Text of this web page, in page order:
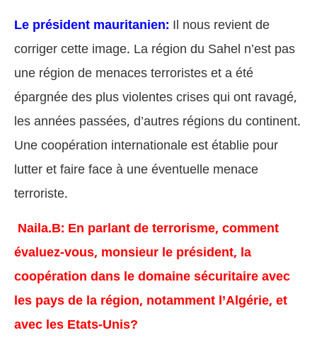
Le président mauritanien:Il nous revient de
corriger cette image. La région du Sahel n’est pas
une région de menaces terroristes et a été
épargnée des plus violentes crises qui ont ravagé,
les années passées, d’autres régions du continent.
Une coopération internationale est établie pour
lutter et faire face à une éventuelle menace
terroriste.
Naila.B: En parlant de terrorisme, comment
évaluez-vous, monsieur le président, la
coopération dans le domaine sécuritaire avec
les pays de la région, notamment l’Algérie, et
avec les Etats-Unis?